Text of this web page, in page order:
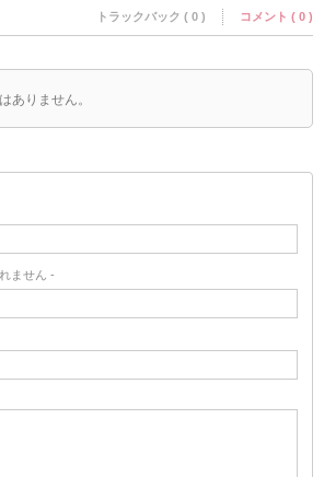
トラックバック ( 0 ) コメント ( 0 )
ありません。
ません -